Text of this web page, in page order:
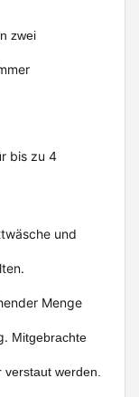
zwei
bis zu 4
und
Menge
Mitgebrachte
werden.